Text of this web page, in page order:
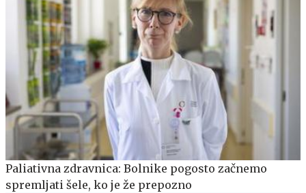
Paliativna zdravnica: Bolnike pogosto začnemo
spremljati šele, ko je že prepozno